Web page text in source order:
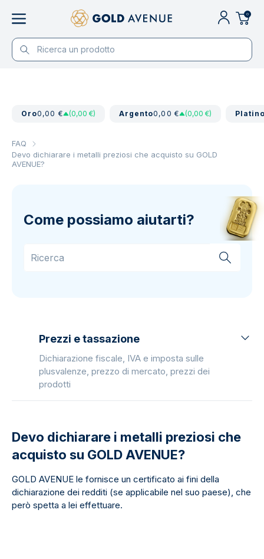
0
Oro0,00 € (0,00 €) Argento0,00 € (0,00 €)
FAQ
Devo dichiarare i metalli preziosi che acquisto su GOLD
AVENUE?
Come possiamo aiutarti?
Prezzi e tassazione
Dichiarazione fiscale, IVA e imposta sulle
plusvalenze, prezzo di mercato, prezzi dei
prodotti
Devo dichiarare i metalli preziosi che
acquisto su GOLD AVENUE?
GOLD AVENUE le fornisce un certificato ai fini della
dichiarazione dei redditi (se applicabile nel suo paese), che
però spetta a lei effettuare.